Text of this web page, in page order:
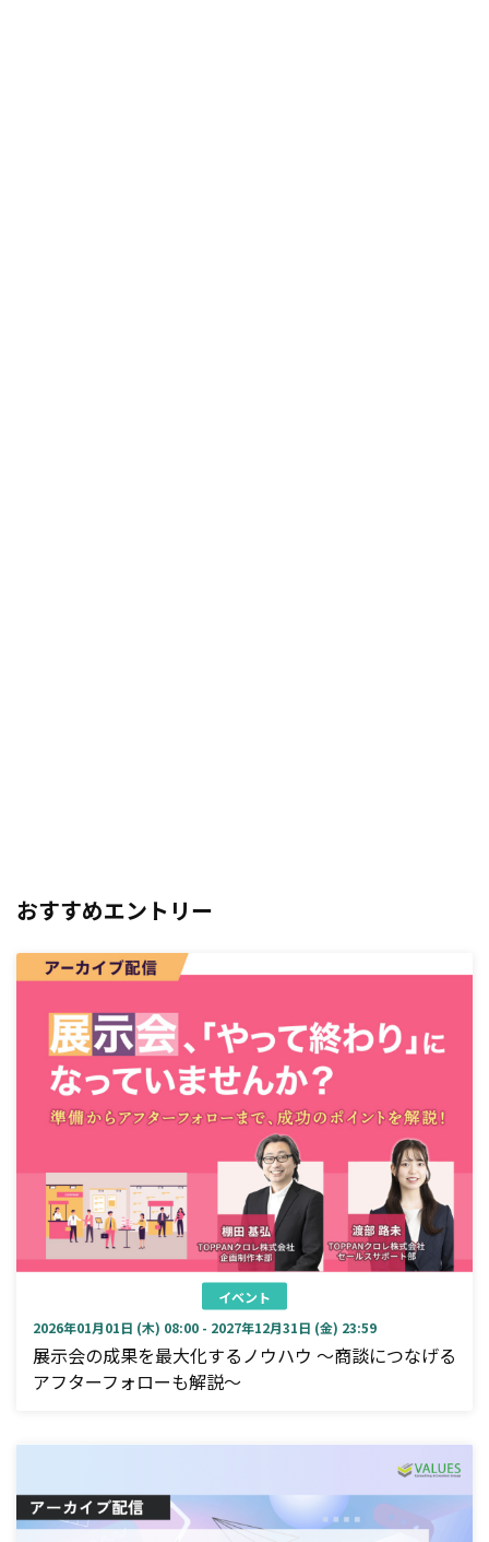
おすすめエントリー
イベント
2026年01月01日 (木) 08:00 - 2027年12月31日 (金) 23:59
展示会の成果を最大化するノウハウ ～商談につなげる
アフターフォローも解説～